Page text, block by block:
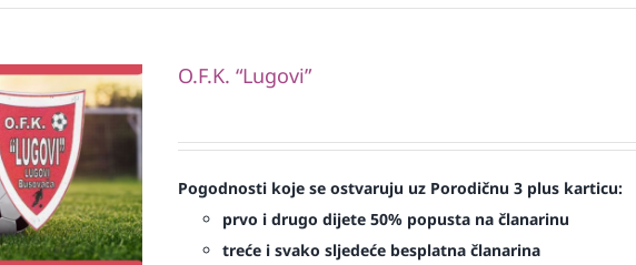
O.F.K. “Lugovi”
Pogodnosti koje se ostvaruju uz Porodičnu 3 plus karticu:
prvo i drugo dijete 50% popusta na članarinu
treće i svako sljedeće besplatna članarina